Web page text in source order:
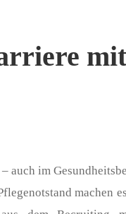
auch im
machen